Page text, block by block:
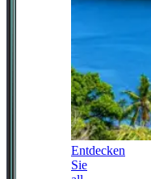
Entdecken
Sie